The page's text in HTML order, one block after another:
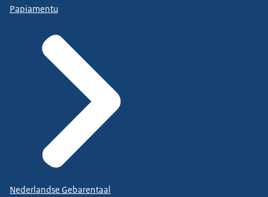
Papiamentu
Nederlandse Gebarentaal